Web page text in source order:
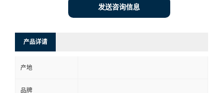
发送咨询信息
产品详请
产地
品牌